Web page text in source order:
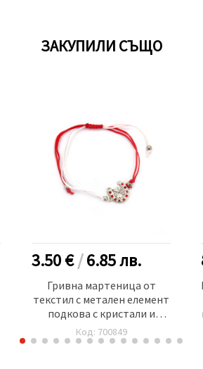
ЗАКУПИЛИ СЪЩО
3.50 €/6.85лв.
Гривна мартеница от
текстил с метален елемент
подкова с кристали и
детелина -12 броя
Код: 700849